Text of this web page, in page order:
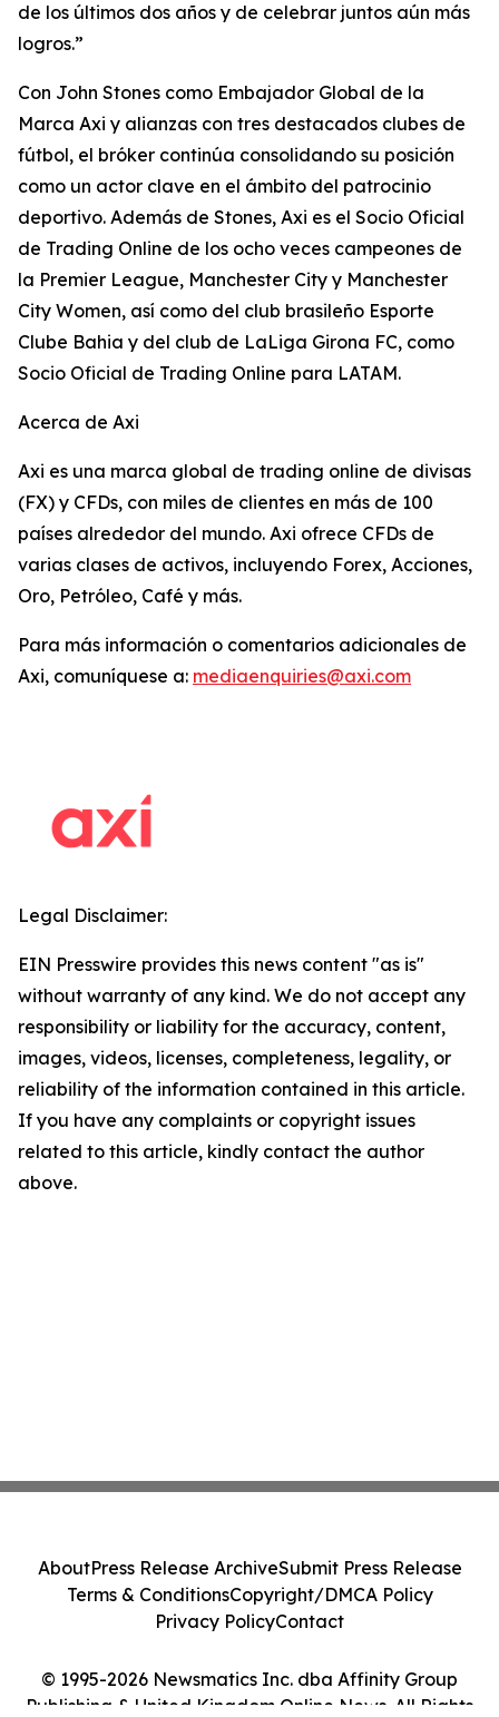
de los últimos dos años y de celebrar juntos aún más
logros.”
Con John Stones como Embajador Global de la
Marca Axi y alianzas con tres destacados clubes de
fútbol, el bróker continúa consolidando su posición
como un actor clave en el ámbito del patrocinio
deportivo. Además de Stones, Axi es el Socio Oficial
de Trading Online de los ocho veces campeones de
la Premier League, Manchester City y Manchester
City Women, así como del club brasileño Esporte
Clube Bahia y del club de LaLiga Girona FC, como
Socio Oficial de Trading Online para LATAM.
Acerca de Axi
Axi es una marca global de trading online de divisas
(FX) y CFDs, con miles de clientes en más de 100
países alrededor del mundo. Axi ofrece CFDs de
varias clases de activos, incluyendo Forex, Acciones,
Oro, Petróleo, Café y más.
Para más información o comentarios adicionales de
Axi, comuníquese a: mediaenquiries@axi.com
Legal Disclaimer:
EIN Presswire provides this news content "as is"
without warranty of any kind. We do not accept any
responsibility or liability for the accuracy, content,
images, videos, licenses, completeness, legality, or
reliability of the information contained in this article.
If you have any complaints or copyright issues
related to this article, kindly contact the author
above.
© 1995-2026 Newsmatics Inc. dba Affinity Group
Publishing & United Kingdom Online News. All Rights
AboutPress Release ArchiveSubmit Press Release
Terms & ConditionsCopyright/DMCA Policy
Privacy PolicyContact